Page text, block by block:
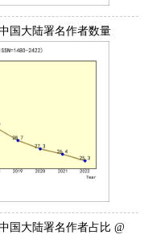
国大陆署名作者数量
国大陆署名作者占比 @